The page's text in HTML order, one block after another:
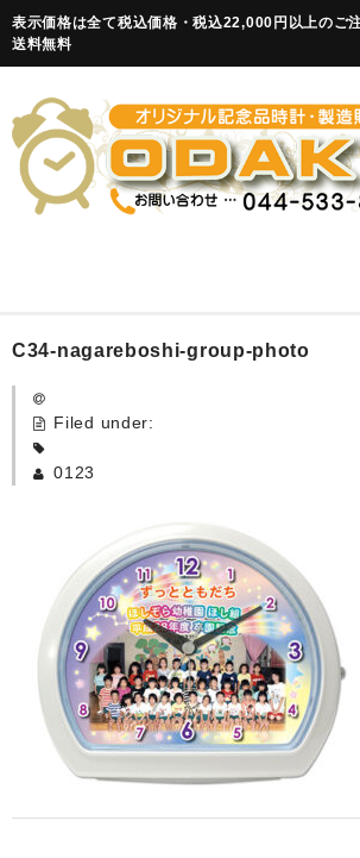
表示価格は全て税込価格・税込22,000円以上のご
送料無料
HOME
卒園記念品
カード付フォトフレームクロック(集合)
目覚まし時計(集合＋個別)
メロディ時計(集合)
音声時計(集合)
目覚まし時計(個別)
C34-nagareboshi-group-photo
Filed under:
0123